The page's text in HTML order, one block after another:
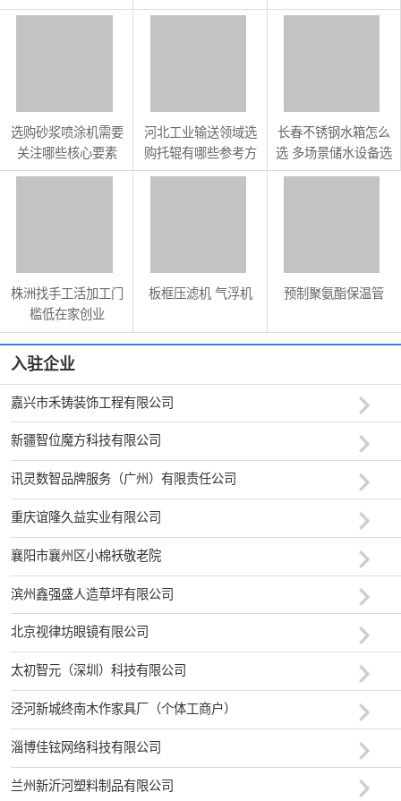
准
参考标准
选购砂浆喷涂机需要
关注哪些核心要素
河北工业输送领域选
购托辊有哪些参考方
向
长春不锈钢水箱怎么
选 多场景储水设备选
购指南
株洲找手工活加工门
槛低在家创业
板框压滤机 气浮机 预制聚氨酯保温管
入驻企业
嘉兴市禾铸装饰工程有限公司
新疆智位魔方科技有限公司
讯灵数智品牌服务（广州）有限责任公司
重庆谊隆久益实业有限公司
襄阳市襄州区小棉袄敬老院
滨州鑫强盛人造草坪有限公司
北京视律坊眼镜有限公司
太初智元（深圳）科技有限公司
泾河新城终南木作家具厂（个体工商户）
淄博佳铉网络科技有限公司
兰州新沂河塑料制品有限公司